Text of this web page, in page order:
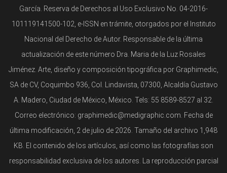
García. Reserva de Derechos al Uso Exclusivo No. 04-2016-
101119141500-102, e-ISSN en trámite, otorgados por el Instituto
Nacional del Derecho de Autor. Responsable de la última
actualización de este número Dra. Maria de la Luz Rosales
Jiménez. Arte, diseño y composición tipográfica por Graphimedic,
SA de CV, Coquimbo 936, Col. Lindavista, 07300, Alcaldía Gustavo
A. Madero, Ciudad de México, México. Tels: 55 8589-8527 al 32.
Correo electrónico: graphimedic@medigraphic.com. Fecha de
última modificación, 2 de julio de 2026. Tamaño del archivo 1,948
KB. El contenido de los artículos, así como las fotografías son
responsabilidad exclusiva de los autores. La reproducción parcial